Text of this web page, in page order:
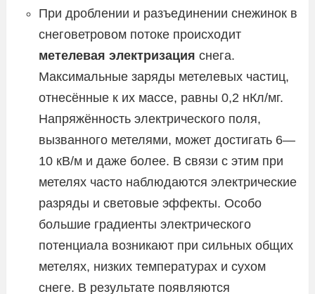
При дроблении и разъединении снежинок в
снеговетровом потоке происходит
метелевая электризация снега.
Максимальные заряды метелевых частиц,
отнесённые к их массе, равны 0,2 нКл/мг.
Напряжённость электрического поля,
вызванного метелями, может достигать 6—
10 кВ/м и даже более. В связи с этим при
метелях часто наблюдаются электрические
разряды и световые эффекты. Особо
большие градиенты электрического
потенциала возникают при сильных общих
метелях, низких температурах и сухом
снеге. В результате появляются